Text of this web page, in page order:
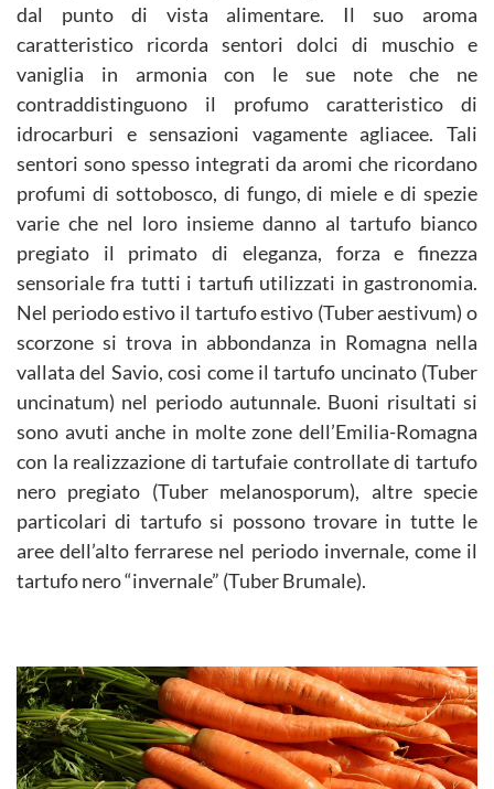
dal punto di vista alimentare. Il suo aroma
caratteristico ricorda sentori dolci di muschio e
vaniglia in armonia con le sue note che ne
contraddistinguono il profumo caratteristico di
idrocarburi e sensazioni vagamente agliacee. Tali
sentori sono spesso integrati da aromi che ricordano
profumi di sottobosco, di fungo, di miele e di spezie
varie che nel loro insieme danno al tartufo bianco
pregiato il primato di eleganza, forza e finezza
sensoriale fra tutti i tartufi utilizzati in gastronomia.
Nel periodo estivo il tartufo estivo (Tuber aestivum) o
scorzone si trova in abbondanza in Romagna nella
vallata del Savio, cosi come il tartufo uncinato (Tuber
uncinatum) nel periodo autunnale. Buoni risultati si
sono avuti anche in molte zone dell’Emilia-Romagna
con la realizzazione di tartufaie controllate di tartufo
nero pregiato (Tuber melanosporum), altre specie
particolari di tartufo si possono trovare in tutte le
aree dell’alto ferrarese nel periodo invernale, come il
tartufo nero “invernale” (Tuber Brumale).